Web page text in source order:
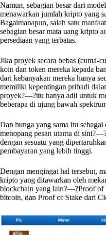
Namun, sebagian besar dari
menawarkan jumlah kripto yang
Bagaimanapun, salah satu
sebagian besar mata uang kripto
persediaan yang terbatas.
Jika proyek secara bebas (cuma-
koin dan token mereka kepada
dari kebanyakan mereka hanya
memiliki kepentingan pribadi
proyek?—?itu hanya adil untuk
beberapa di ujung bawah
Dan bunga yang sama itu sebagai
menopang pesan utama di
dengan sesuatu yang
pembayaran yang lebih tinggi.
Dengan mengingat hal tersebut,
kripto yang ditawarkan oleh
blockchain yang lain?—?Proof
bitcoin, dan Proof of Stake dari